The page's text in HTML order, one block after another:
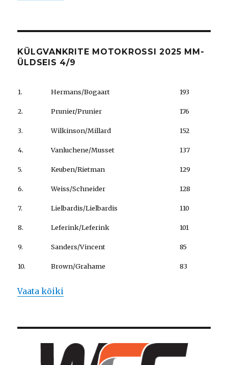
KÜLGVANKRITE MOTOKROSSI 2025 MM-
ÜLDSEIS 4/9
1. Hermans/Bogaart 193
2. Prunier/Prunier 176
3. Wilkinson/Millard 152
4. Vanluchene/Musset 137
5. Keuben/Rietman 129
6. Weiss/Schneider 128
7. Lielbardis/Lielbardis 110
8. Leferink/Leferink 101
9. Sanders/Vincent 85
10. Brown/Grahame 83
Vaata kõiki